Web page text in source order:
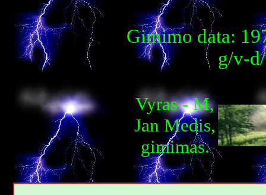
Gimimo data:
g/v-
Vyras - M,
Jan Мedis,
gimimas.